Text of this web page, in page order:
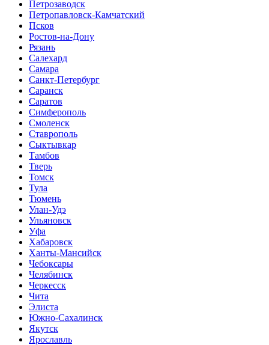
Петрозаводск
Петропавловск-Камчатский
Псков
Ростов-на-Дону
Рязань
Салехард
Самара
Санкт-Петербург
Саранск
Саратов
Симферополь
Смоленск
Ставрополь
Сыктывкар
Тамбов
Тверь
Томск
Тула
Тюмень
Улан-Удэ
Ульяновск
Уфа
Хабаровск
Ханты-Мансийск
Чебоксары
Челябинск
Черкесск
Чита
Элиста
Южно-Сахалинск
Якутск
Ярославль